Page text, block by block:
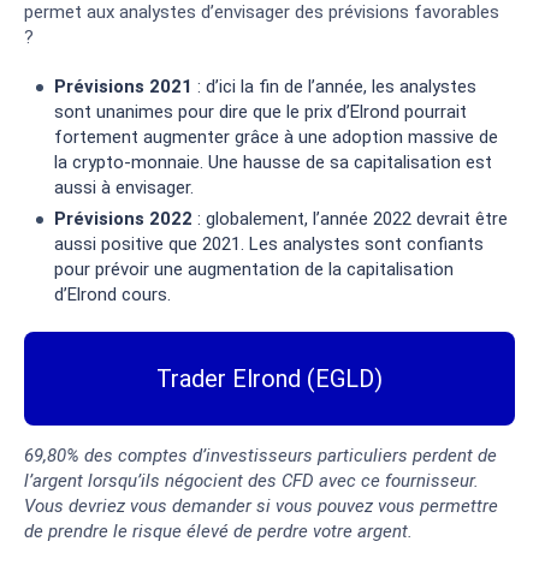
permet aux analystes d’envisager des prévisions favorables
?
Prévisions 2021 : d’ici la fin de l’année, les analystes
sont unanimes pour dire que le prix d’Elrond pourrait
fortement augmenter grâce à une adoption massive de
la crypto-monnaie. Une hausse de sa capitalisation est
aussi à envisager.
Prévisions 2022 : globalement, l’année 2022 devrait être
aussi positive que 2021. Les analystes sont confiants
pour prévoir une augmentation de la capitalisation
d’Elrond cours.
Trader Elrond (EGLD)
69,80% des comptes d’investisseurs particuliers perdent de
l’argent lorsqu’ils négocient des CFD avec ce fournisseur.
Vous devriez vous demander si vous pouvez vous permettre
de prendre le risque élevé de perdre votre argent.